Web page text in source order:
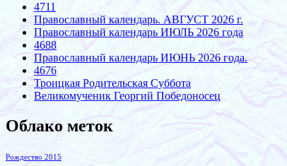
4711
Православный календарь. АВГУСТ 2026 г.
Православный календарь ИЮЛЬ 2026 года
4688
Православный календарь ИЮНЬ 2026 года.
4676
Троицкая Родительская Суббота
Великомученик Георгий Победоносец
Облако меток
Рождество 2015